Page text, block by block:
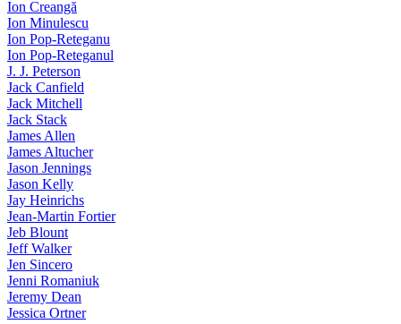
Ion Creangă
Ion Minulescu
Ion Pop-Reteganu
Ion Pop-Reteganul
J. J. Peterson
Jack Canfield
Jack Mitchell
Jack Stack
James Allen
James Altucher
Jason Jennings
Jason Kelly
Jay Heinrichs
Jean-Martin Fortier
Jeb Blount
Jeff Walker
Jen Sincero
Jenni Romaniuk
Jeremy Dean
Jessica Ortner